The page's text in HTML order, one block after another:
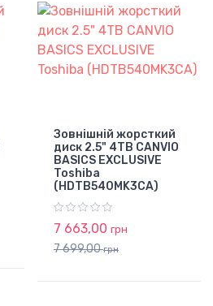
Зовнішній жорсткий
диск 2.5" 4TB CANVIO
BASICS EXCLUSIVE
Toshiba
(HDTB540MK3CA)
7 663,00 грн
7 699,00грн